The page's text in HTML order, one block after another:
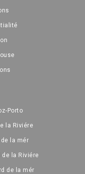
Porto
la Riviére
de la mér
de la Riviére
de la mér